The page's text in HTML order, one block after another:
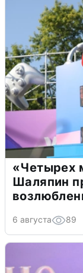
«Четырех
Шаляпин
6 августа 89